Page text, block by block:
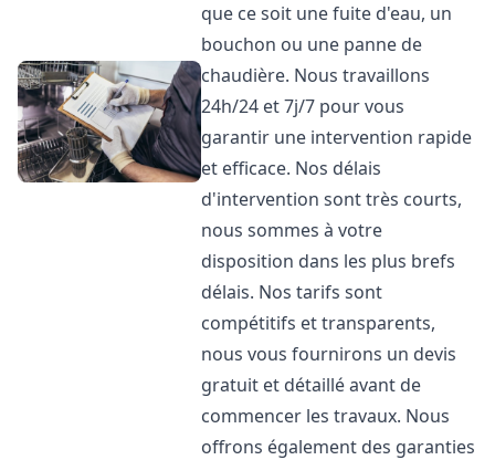
que ce soit une fuite d'eau, un
bouchon ou une panne de
chaudière. Nous travaillons
24h/24 et 7j/7 pour vous
garantir une intervention rapide
et efficace. Nos délais
d'intervention sont très courts,
nous sommes à votre
disposition dans les plus brefs
délais. Nos tarifs sont
compétitifs et transparents,
nous vous fournirons un devis
gratuit et détaillé avant de
commencer les travaux. Nous
offrons également des garanties